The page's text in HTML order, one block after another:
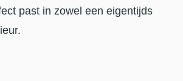
past in zowel een eigentijds